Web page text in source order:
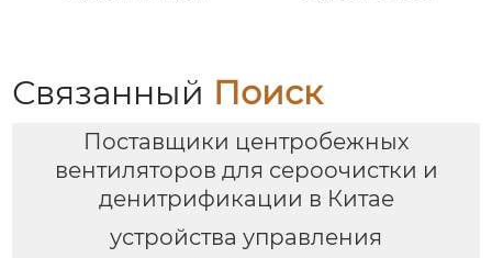
Вентиляторы
Связанный Поиск
Поставщики центробежных
вентиляторов для сероочистки и
денитрификации в Китае
устройства управления